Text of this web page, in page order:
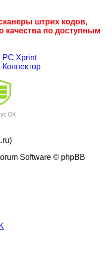
штрих кодов,
качества по доступным
ОК
Software © phpBB